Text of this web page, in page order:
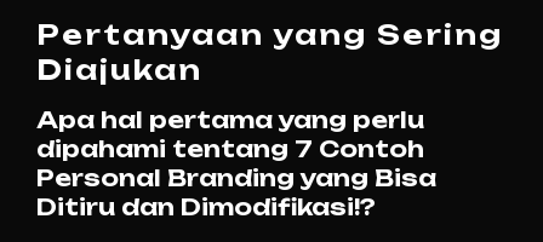
Pertanyaan yang Sering
Diajukan
Apa hal pertama yang perlu
dipahami tentang 7 Contoh
Personal Branding yang Bisa
Ditiru dan Dimodifikasi!?